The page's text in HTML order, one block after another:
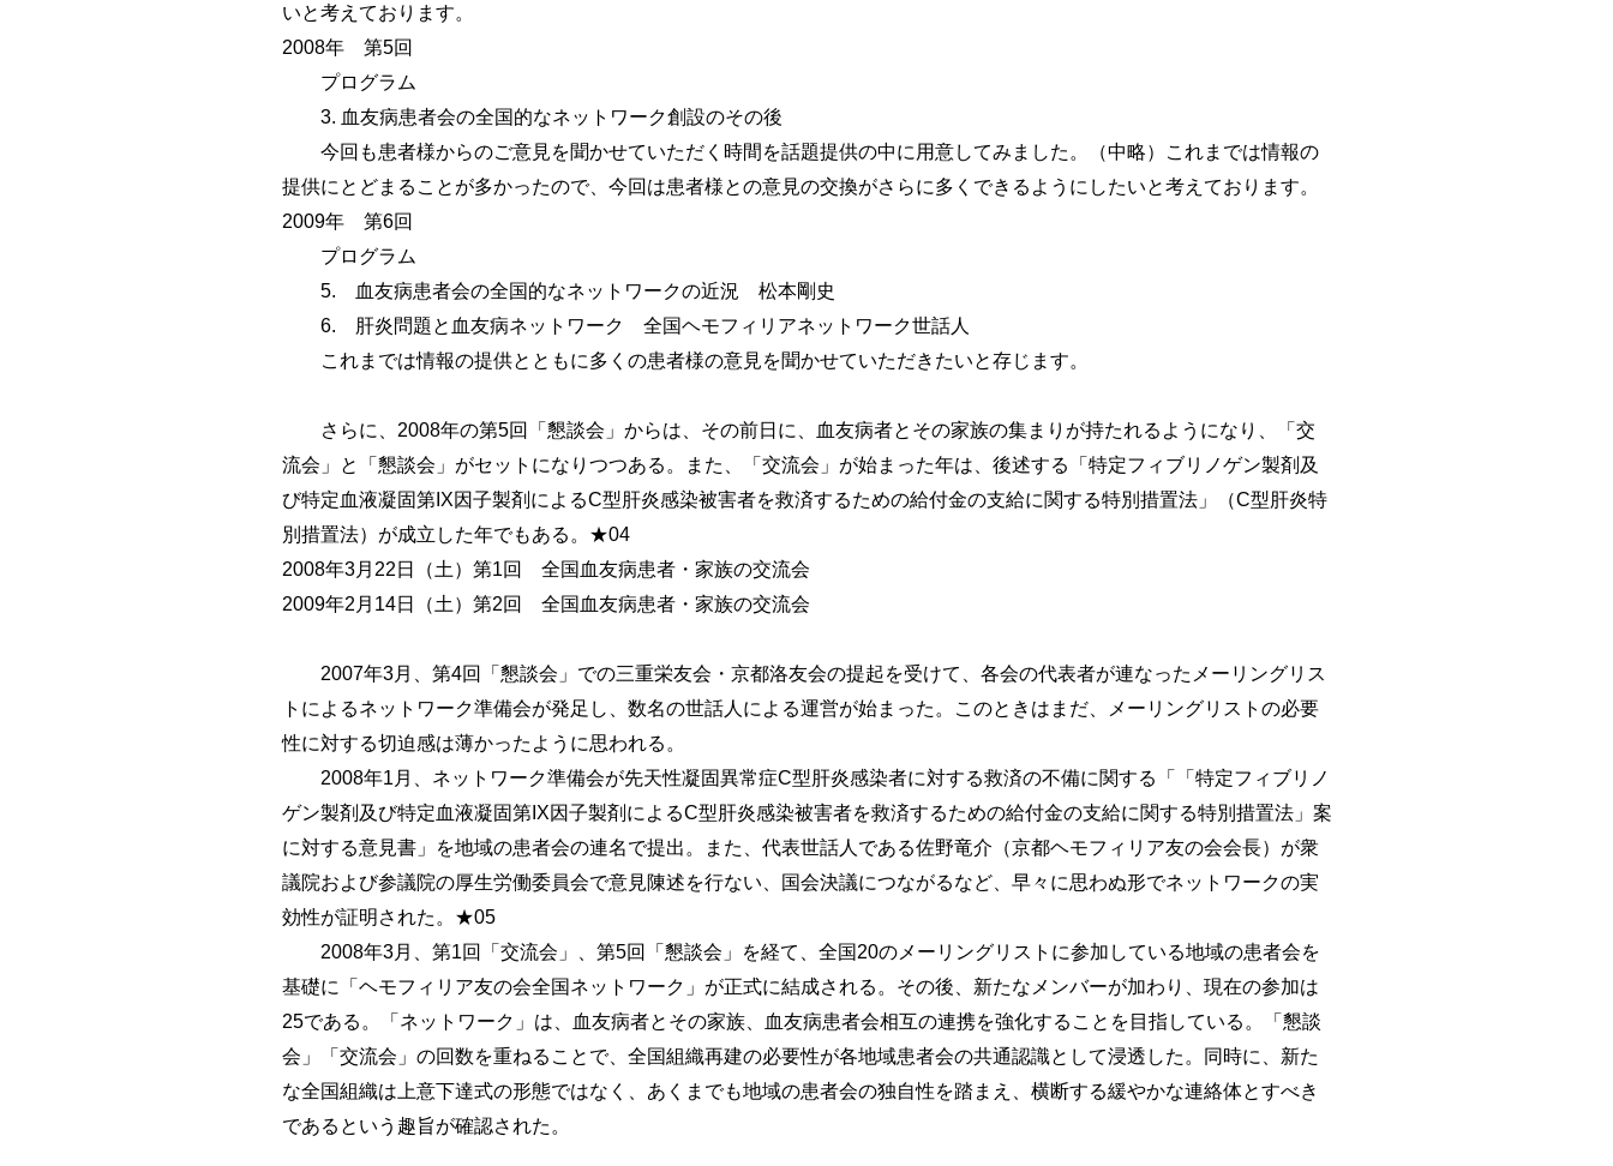
いと考えております。
2008年 第5回
プログラム
3. 血友病患者会の全国的なネットワーク創設のその後
今回も患者様からのご意見を聞かせていただく時間を話題提供の中に用意してみました。（中略）これまでは情報の
提供にとどまることが多かったので、今回は患者様との意見の交換がさらに多くできるようにしたいと考えております。
2009年 第6回
プログラム
5. 血友病患者会の全国的なネットワークの近況 松本剛史
6. 肝炎問題と血友病ネットワーク 全国ヘモフィリアネットワーク世話人
これまでは情報の提供とともに多くの患者様の意見を聞かせていただきたいと存じます。
さらに、2008年の第5回「懇談会」からは、その前日に、血友病者とその家族の集まりが持たれるようになり、「交
流会」と「懇談会」がセットになりつつある。また、「交流会」が始まった年は、後述する「特定フィブリノゲン製剤及
び特定血液凝固第IX因子製剤によるC型肝炎感染被害者を救済するための給付金の支給に関する特別措置法」（C型肝炎特
別措置法）が成立した年でもある。★04
2008年3月22日（土）第1回 全国血友病患者・家族の交流会
2009年2月14日（土）第2回 全国血友病患者・家族の交流会
2007年3月、第4回「懇談会」での三重栄友会・京都洛友会の提起を受けて、各会の代表者が連なったメーリングリス
トによるネットワーク準備会が発足し、数名の世話人による運営が始まった。このときはまだ、メーリングリストの必要
性に対する切迫感は薄かったように思われる。
2008年1月、ネットワーク準備会が先天性凝固異常症C型肝炎感染者に対する救済の不備に関する「「特定フィブリノ
ゲン製剤及び特定血液凝固第IX因子製剤によるC型肝炎感染被害者を救済するための給付金の支給に関する特別措置法」案
に対する意見書」を地域の患者会の連名で提出。また、代表世話人である佐野竜介（京都ヘモフィリア友の会会長）が衆
議院および参議院の厚生労働委員会で意見陳述を行ない、国会決議につながるなど、早々に思わぬ形でネットワークの実
効性が証明された。★05
2008年3月、第1回「交流会」、第5回「懇談会」を経て、全国20のメーリングリストに参加している地域の患者会を
基礎に「ヘモフィリア友の会全国ネットワーク」が正式に結成される。その後、新たなメンバーが加わり、現在の参加は
25である。「ネットワーク」は、血友病者とその家族、血友病患者会相互の連携を強化することを目指している。「懇談
会」「交流会」の回数を重ねることで、全国組織再建の必要性が各地域患者会の共通認識として浸透した。同時に、新た
な全国組織は上意下達式の形態ではなく、あくまでも地域の患者会の独自性を踏まえ、横断する緩やかな連絡体とすべき
であるという趣旨が確認された。